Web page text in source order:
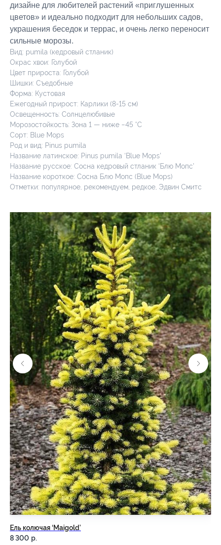
дизайне для любителей растений «приглушенных
цветов» и идеально подходит для небольших садов,
украшения беседок и террас, и очень легко переносит
сильные морозы.
Вид: pumila (кедровый стланик)
Окрас хвои: Голубой
Цвет прироста: Голубой
Шишки: Съедобные
Форма: Кустовая
Ежегодный прирост: Карлики (8-15 см)
Освещенность: Солнцелюбивые
Морозостойкость: Зона 1 — ниже −45 °C
Сорт: Blue Mops
Род и вид: Pinus pumila
Название латинское: Pinus pumila ‘Blue Mops’
Название русское: Сосна кедровый стланик ‘Блю Мопс’
Название короткое: Сосна Блю Мопс (Blue Mops)
Отметки: популярное, рекомендуем, редкое, Эдвин Смитс
Ель колючая ‘Maigold’
8 300 р.